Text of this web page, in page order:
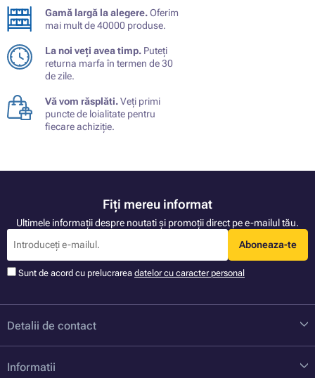
Gamă largă la alegere.Oferim
mai mult de 40000 produse.
La noi veți avea timp. Puteți
returna marfa în termen de 30
de zile.
Vă vom răsplăti.Veți primi
puncte de loialitate pentru
fiecare achiziție.
Fiți mereu informat
Ultimele informații despre noutati și promoții direct pe e-mailul tău.
Aboneaza-te
Sunt de acord cu prelucrarea datelor cu caracter personal
Detalii de contact
Informatii